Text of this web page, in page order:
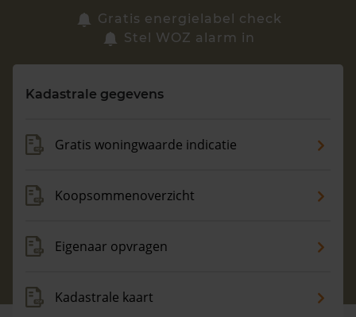
Vragen? Neem contact met ons op
088 220 4200
Gratis energielabel check
Stel WOZ alarm in
Kadastrale gegevens
Gratis woningwaarde indicatie
Koopsommenoverzicht
Eigenaar opvragen
Kadastrale kaart